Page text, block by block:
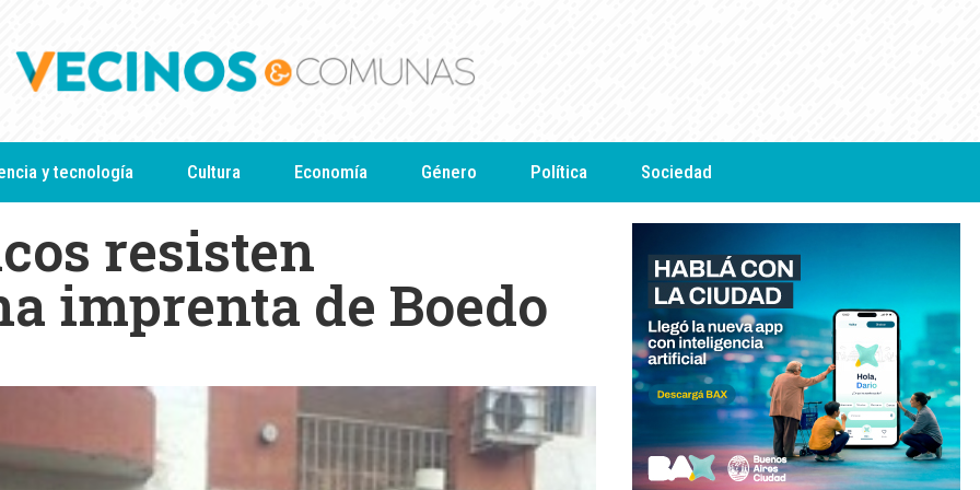
y tecnología Cultura Economía Género Política Sociedad
resisten
imprenta de Boedo